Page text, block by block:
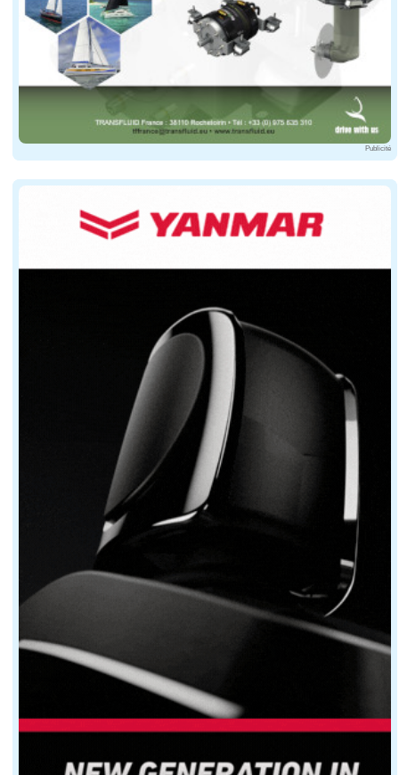
Chez Lalizas, les modèles visent la simplicité et la
Sur le segment supérieur, les marques spécialisées
Chez Secumar, le modèle Secudogs se positionne
Sur un lac calme, un animal sportif peut se
Pour les navigateurs qui embarquent leur
Le Besto Dog Buoyancy Aid : un modèle
Parmi les équipements disponibles sur le marché,
Des équipements pensés pour la sécurité et
Au-delà de la flottabilité, les fabricants intègrent des
Chez Jobe, la structure repose sur un tissu nylon
Chez Lalizas, les modèles visent la simplicité et la
Pour les usages intensifs : Spinlock et
Sur le segment supérieur, les marques spécialisées
Chez Secumar, le modèle Secudogs se positionne
Un choix utile pour les zones de navigation
Sur un lac calme, un animal sportif peut se
Publicité